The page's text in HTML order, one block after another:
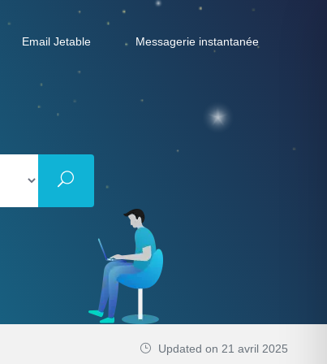
Email Jetable Messagerie instantanée
Updated on 21 avril 2025